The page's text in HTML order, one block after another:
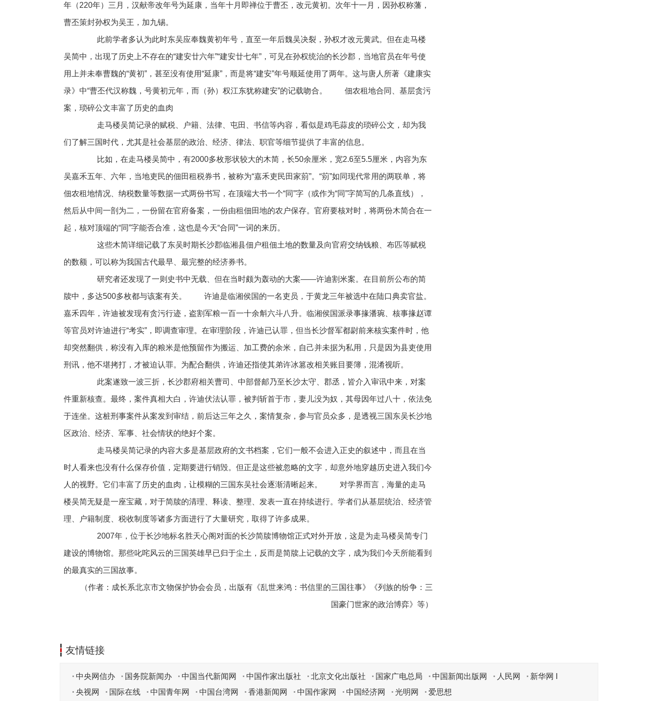
年（220年）三月，汉献帝改年号为延康，当年十月即禅位于曹丕，改元黄初。次年十一月，因孙权称藩，
曹丕策封孙权为吴王，加九锡。
此前学者多认为此时东吴应奉魏黄初年号，直至一年后魏吴决裂，孙权才改元黄武。但在走马楼
吴简中，出现了历史上不存在的“建安廿六年”“建安廿七年”，可见在孙权统治的长沙郡，当地官员在年号使
用上并未奉曹魏的“黄初”，甚至没有使用“延康”，而是将“建安”年号顺延使用了两年。这与唐人所著《建康实
录》中“曹丕代汉称魏，号黄初元年，而（孙）权江东犹称建安”的记载吻合。 佃农租地合同、基层贪污
案，琐碎公文丰富了历史的血肉
走马楼吴简记录的赋税、户籍、法律、屯田、书信等内容，看似是鸡毛蒜皮的琐碎公文，却为我
们了解三国时代，尤其是社会基层的政治、经济、律法、职官等细节提供了丰富的信息。
比如，在走马楼吴简中，有2000多枚形状较大的木简，长50余厘米，宽2.6至5.5厘米，内容为东
吴嘉禾五年、六年，当地吏民的佃田租税券书，被称为“嘉禾吏民田家莂”。“莂”如同现代常用的两联单，将
佃农租地情况、纳税数量等数据一式两份书写，在顶端大书一个“同”字（或作为“同”字简写的几条直线），
然后从中间一剖为二，一份留在官府备案，一份由租佃田地的农户保存。官府要核对时，将两份木简合在一
起，核对顶端的“同”字能否合准，这也是今天“合同”一词的来历。
这些木简详细记载了东吴时期长沙郡临湘县佃户租佃土地的数量及向官府交纳钱粮、布匹等赋税
的数额，可以称为我国古代最早、最完整的经济券书。
研究者还发现了一则史书中无载、但在当时颇为轰动的大案——许迪割米案。在目前所公布的简
牍中，多达500多枚都与该案有关。 许迪是临湘侯国的一名吏员，于黄龙三年被选中在陆口典卖官盐。
嘉禾四年，许迪被发现有贪污行迹，盗割军粮一百一十余斛六斗八升。临湘侯国派录事掾潘琬、核事掾赵谭
等官员对许迪进行“考实”，即调查审理。在审理阶段，许迪已认罪，但当长沙督军都尉前来核实案件时，他
却突然翻供，称没有入库的粮米是他预留作为搬运、加工费的余米，自己并未据为私用，只是因为县吏使用
刑讯，他不堪拷打，才被迫认罪。为配合翻供，许迪还指使其弟许冰篡改相关账目要簿，混淆视听。
此案遂致一波三折，长沙郡府相关曹司、中部督邮乃至长沙太守、郡丞，皆介入审讯中来，对案
件重新核查。最终，案件真相大白，许迪伏法认罪，被判斩首于市，妻儿没为奴，其母因年过八十，依法免
于连坐。这桩刑事案件从案发到审结，前后达三年之久，案情复杂，参与官员众多，是透视三国东吴长沙地
区政治、经济、军事、社会情状的绝好个案。
走马楼吴简记录的内容大多是基层政府的文书档案，它们一般不会进入正史的叙述中，而且在当
时人看来也没有什么保存价值，定期要进行销毁。但正是这些被忽略的文字，却意外地穿越历史进入我们今
人的视野。它们丰富了历史的血肉，让模糊的三国东吴社会逐渐清晰起来。 对学界而言，海量的走马
楼吴简无疑是一座宝藏，对于简牍的清理、释读、整理、发表一直在持续进行。学者们从基层统治、经济管
理、户籍制度、税收制度等诸多方面进行了大量研究，取得了许多成果。
2007年，位于长沙地标名胜天心阁对面的长沙简牍博物馆正式对外开放，这是为走马楼吴简专门
建设的博物馆。那些叱咤风云的三国英雄早已归于尘土，反而是简牍上记载的文字，成为我们今天所能看到
的最真实的三国故事。
（作者：成长系北京市文物保护协会会员，出版有《乱世来鸿：书信里的三国往事》《列族的纷争：三
国豪门世家的政治博弈》等）
友情链接
中央网信办 国务院新闻办 中国当代新闻网 中国作家出版社 北京文化出版社 国家广电总局 中国新闻出版网 人民网
新华网 I
央视网
国际在线 中国青年网 中国台湾网 香港新闻网 中国作家网 中国经济网 光明网 爱思想